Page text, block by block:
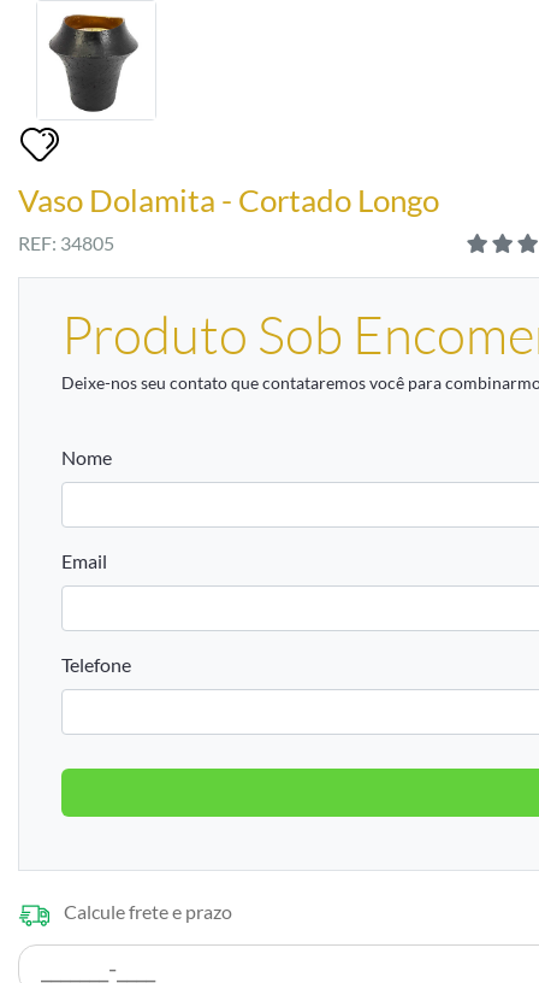
Vaso Dolamita - Cortado Longo
REF: 34805
Produto Sob
Deixe-nos seu contato que contataremos você para
Nome
Email
Telefone
Calcule frete e prazo